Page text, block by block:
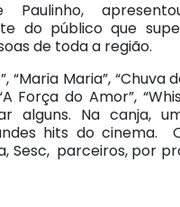
do público que
de toda a região.
“Maria Maria”, “Chuva
Força do Amor”,
alguns. Na canja,
hits do cinema.
Sesc, parceiros, por